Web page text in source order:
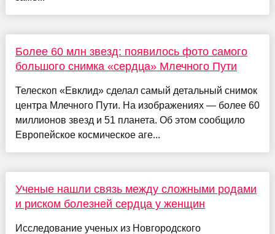
Более 60 млн звезд: появилось фото самого
большого снимка «сердца» Млечного Пути
Телескоп «Евклид» сделал самый детальный снимок
центра Млечного Пути. На изображениях — более 60
миллионов звезд и 51 планета. Об этом сообщило
Европейское космическое аге...
Ученые нашли связь между сложными родами
и риском болезней сердца у женщин
Исследование ученых из Новгородского